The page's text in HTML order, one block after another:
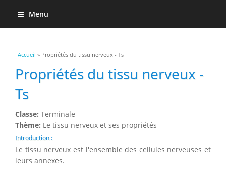
Menu
Vous êtes ici
Accueil » Propriétés du tissu nerveux - Ts
Propriétés du tissu nerveux -
Ts
Classe: Terminale
Thème: Le tissu nerveux et ses propriétés
Introduction :
Le tissu nerveux est l'ensemble des cellules nerveuses et
leurs annexes.